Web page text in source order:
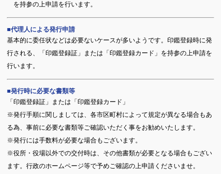
を持参の上申請を行います。
代理人による発行申請
基本的に委任状などは必要ないケースが多いようです。印鑑登録時に発
行される、「印鑑登録証」または「印鑑登録カード」を持参の上申請を
行います。
発行時に必要な書類等
「印鑑登録証」または「印鑑登録カード」
※発行手順に関しましては、各市区町村によって規定が異なる場合もあ
る為、事前に必要な書類等ご確認いただく事をお勧めいたします。
※発行には手数料が必要な場合もございます。
※役所・役場以外での交付時は、その他書類が必要となる場合もござい
ます。行政のホームページ等で予めご確認の上申請くださいませ。